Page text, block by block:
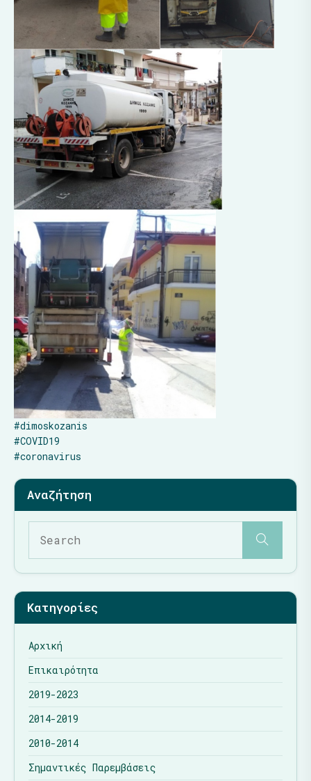
#dimoskozanis
#COVID19
#coronavirus
Κατηγορίες
Αρχική
Επικαιρότητα
2019-2023
2014-2019
2010-2014
Σημαντικές Παρεμβάσεις